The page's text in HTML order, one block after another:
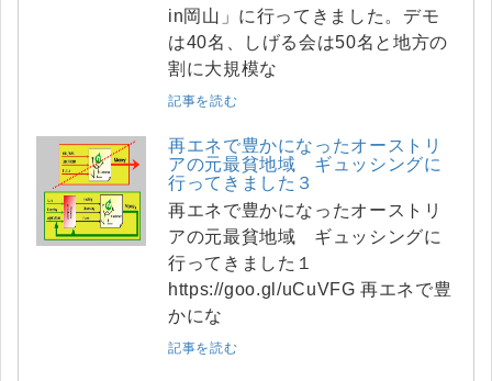
in岡山」に行ってきました。デモ
は40名、しげる会は50名と地方の
割に大規模な
記事を読む
再エネで豊かになったオーストリ
アの元最貧地域 ギュッシングに
行ってきました３
再エネで豊かになったオーストリ
アの元最貧地域 ギュッシングに
行ってきました１
https://goo.gl/uCuVFG 再エネで豊
かにな
記事を読む